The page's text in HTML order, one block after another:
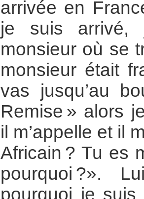
arrivée en
je suis arrivé,
monsieur où se
monsieur était
vas jusqu’au
Remise » alors
il m’appelle et il
Africain ? Tu es
pourquoi ?».
pourquoi je